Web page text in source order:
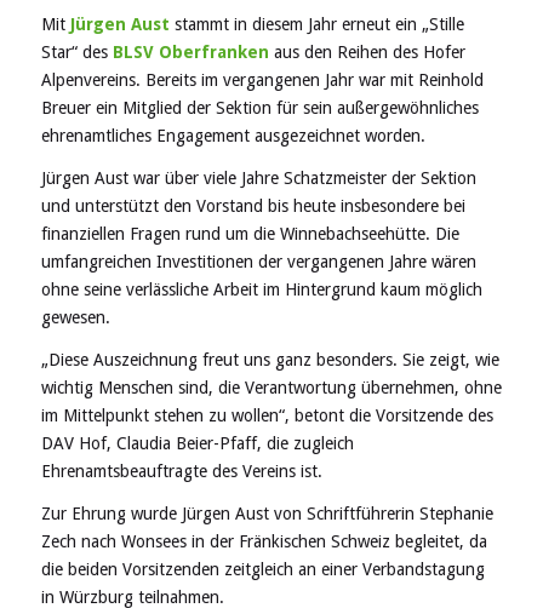
Mit Jürgen Aust stammt in diesem Jahr erneut ein „Stille
Star“ des BLSV Oberfranken aus den Reihen des Hofer
Alpenvereins. Bereits im vergangenen Jahr war mit Reinhold
Breuer ein Mitglied der Sektion für sein außergewöhnliches
ehrenamtliches Engagement ausgezeichnet worden.
Jürgen Aust war über viele Jahre Schatzmeister der Sektion
und unterstützt den Vorstand bis heute insbesondere bei
finanziellen Fragen rund um die Winnebachseehütte. Die
umfangreichen Investitionen der vergangenen Jahre wären
ohne seine verlässliche Arbeit im Hintergrund kaum möglich
gewesen.
„Diese Auszeichnung freut uns ganz besonders. Sie zeigt, wie
wichtig Menschen sind, die Verantwortung übernehmen, ohne
im Mittelpunkt stehen zu wollen“, betont die Vorsitzende des
DAV Hof, Claudia Beier-Pfaff, die zugleich
Ehrenamtsbeauftragte des Vereins ist.
Zur Ehrung wurde Jürgen Aust von Schriftführerin Stephanie
Zech nach Wonsees in der Fränkischen Schweiz begleitet, da
die beiden Vorsitzenden zeitgleich an einer Verbandstagung
in Würzburg teilnahmen.